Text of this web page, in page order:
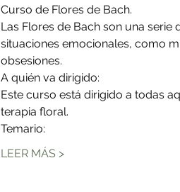
Curso de Flores de Bach.
Las Flores de Bach son una
situaciones emocionales, como
obsesiones.
A quién va dirigido:
Este curso está dirigido a todas
terapia floral.
Temario:
LEER MÁS >